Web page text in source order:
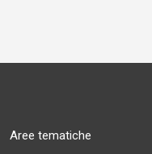
Aree tematiche